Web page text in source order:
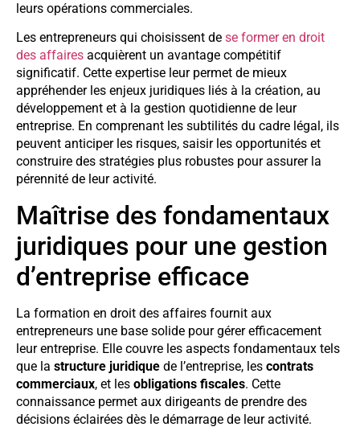
leurs opérations commerciales.
Les entrepreneurs qui choisissent de se former en droit
des affaires acquièrent un avantage compétitif
significatif. Cette expertise leur permet de mieux
appréhender les enjeux juridiques liés à la création, au
développement et à la gestion quotidienne de leur
entreprise. En comprenant les subtilités du cadre légal, ils
peuvent anticiper les risques, saisir les opportunités et
construire des stratégies plus robustes pour assurer la
pérennité de leur activité.
Maîtrise des fondamentaux
juridiques pour une gestion
d’entreprise efficace
La formation en droit des affaires fournit aux
entrepreneurs une base solide pour gérer efficacement
leur entreprise. Elle couvre les aspects fondamentaux tels
que la structure juridique de l’entreprise, les contrats
commerciaux, et les obligations fiscales. Cette
connaissance permet aux dirigeants de prendre des
décisions éclairées dès le démarrage de leur activité.